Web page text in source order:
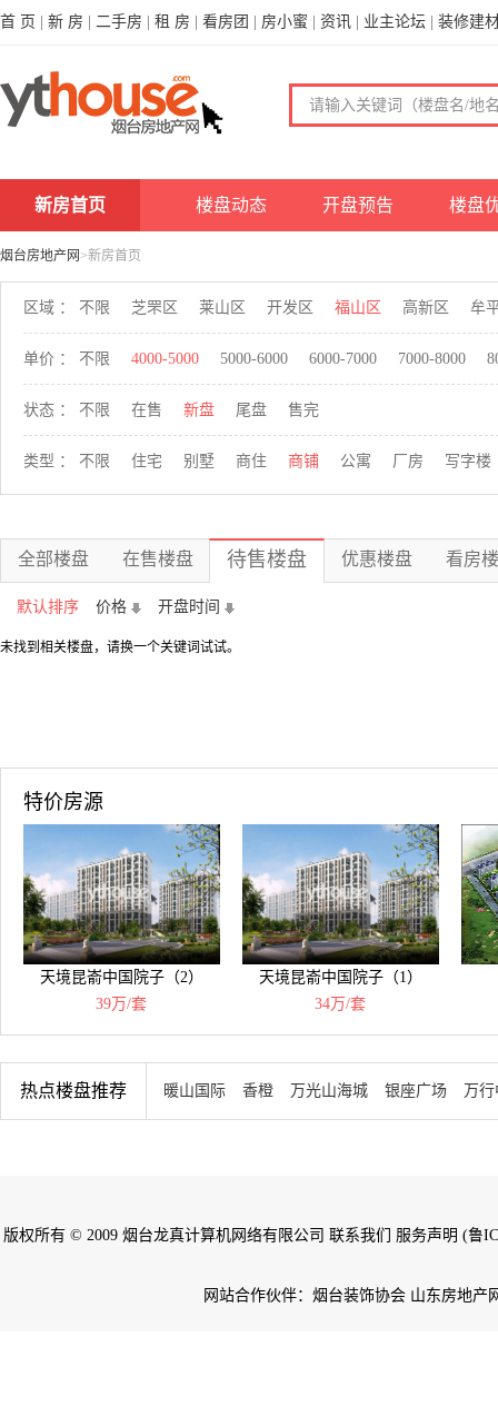
首 页 新 房 二手房 租 房 看房团 房小蜜 资讯 业主论坛 装修建
新房首页 楼盘动态 开盘预告 楼盘
烟台房地产网 >新房首页
区域 ： 不限 芝罘区 莱山区 开发区 福山区 高新区 牟
单价 ： 不限 4000-5000 5000-6000 6000-7000 7000-8000
状态 ： 不限 在售 新盘 尾盘 售完
类型 ： 不限 住宅 别墅 商住 商铺 公寓 厂房 写字楼
全部楼盘 在售楼盘 待售楼盘 优惠楼盘 看房
默认排序 价格 开盘时间
未找到相关楼盘，请换一个关键词试试。
特价房源
天境昆嵛中国院子（2）
39万/套
天境昆嵛中国院子（1）
34万/套
热点楼盘推荐 暖山国际 香橙 万光山海城 银座广场 万
版权所有 © 2009 烟台龙真计算机网络有限公司 联系我们 服务声明 (鲁
网站合作伙伴：烟台装饰协会 山东房地